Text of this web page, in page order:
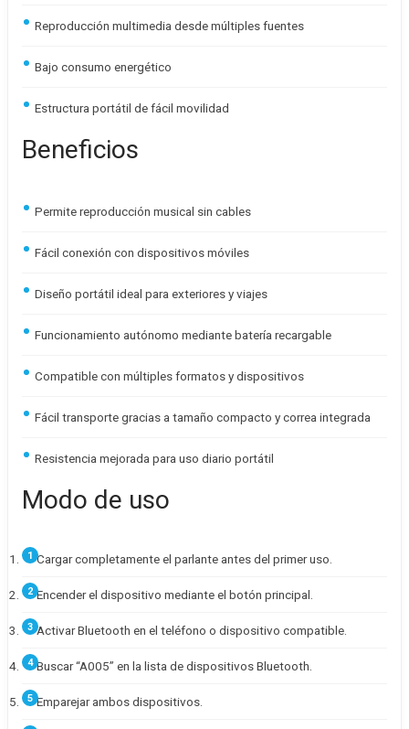
Reproducción multimedia desde múltiples fuentes
Bajo consumo energético
Estructura portátil de fácil movilidad
Beneficios
Permite reproducción musical sin cables
Fácil conexión con dispositivos móviles
Diseño portátil ideal para exteriores y viajes
Funcionamiento autónomo mediante batería recargable
Compatible con múltiples formatos y dispositivos
Fácil transporte gracias a tamaño compacto y correa integrada
Resistencia mejorada para uso diario portátil
Modo de uso
Cargar completamente el parlante antes del primer uso.
Encender el dispositivo mediante el botón principal.
Activar Bluetooth en el teléfono o dispositivo compatible.
Buscar “A005” en la lista de dispositivos Bluetooth.
Emparejar ambos dispositivos.